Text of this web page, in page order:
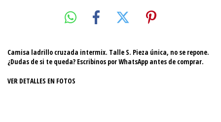
Camisa ladrillo cruzada intermix. Talle S. Pieza única, no se repone.
¿Dudas de si te queda? Escribinos por WhatsApp antes de comprar.
VER DETALLES EN FOTOS